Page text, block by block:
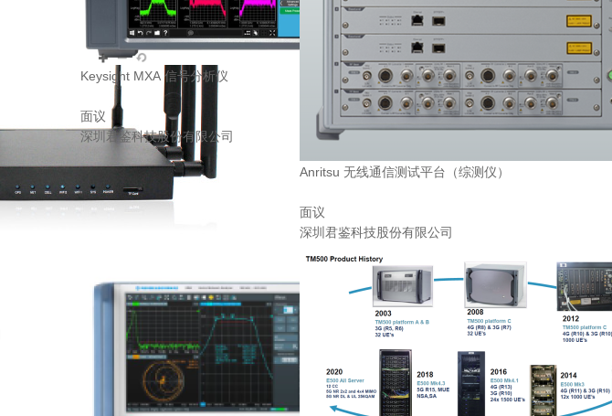
Keysight MXA 信号分析仪
面议
深圳君鉴科技股份有限公司
Anritsu 无线通信测试平台（综测仪）
面议
深圳君鉴科技股份有限公司